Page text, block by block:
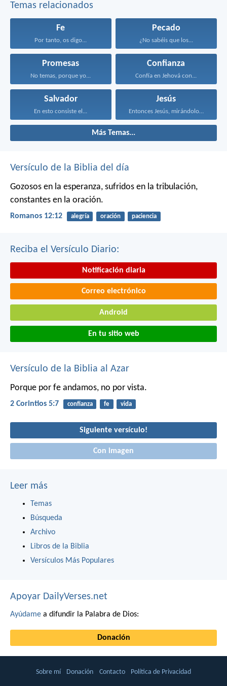
Temas relacionados
Fe
Por tanto, os digo...
Pecado
¿No sabéis que los...
Promesas
No temas, porque yo...
Confianza
Confía en Jehová con...
Salvador
En esto consiste el...
Jesús
Entonces Jesús, mirándolos, dijo...
Más Temas...
Versículo de la Biblia del día
Gozosos en la esperanza, sufridos en la tribulación,
constantes en la oración.
Romanos 12:12 alegría oración paciencia
Reciba el Versículo Diario:
Notificación diaria
Correo electrónico
Android
En tu sitio web
Versículo de la Biblia al Azar
Porque por fe andamos, no por vista.
2 Corintios 5:7 confianza fe vida
Siguiente versículo!
Con imagen
Leer más
Temas
Búsqueda
Archivo
Libros de la Biblia
Versículos Más Populares
Apoyar DailyVerses.net
Ayúdame a difundir la Palabra de Dios:
Donación
Sobre mí Donación Contacto Política de Privacidad